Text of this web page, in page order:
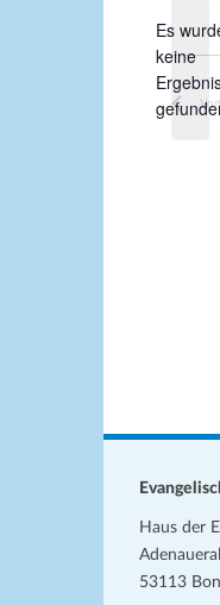
H
i
Es
keine
Haus der
53113